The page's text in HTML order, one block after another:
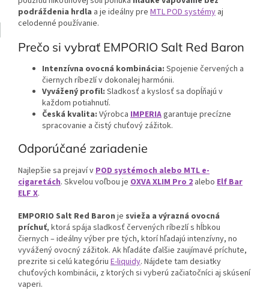
podráždenia hrdla a je ideálny pre MTL POD systémy aj
celodenné používanie.
Prečo si vybrať EMPORIO Salt Red Baron
Intenzívna ovocná kombinácia: Spojenie červených a
čiernych ríbezlí v dokonalej harmónii.
Vyvážený profil: Sladkosť a kyslosť sa dopĺňajú v
každom potiahnutí.
Česká kvalita: Výrobca IMPERIAgarantuje precízne
spracovanie a čistý chuťový zážitok.
Odporúčané zariadenie
Najlepšie sa prejaví v POD systémoch alebo MTL e-
cigaretách. Skvelou voľbou je OXVA XLIM Pro 2 alebo Elf Bar
ELF X.
EMPORIO Salt Red Baron je svieža a výrazná ovocná
príchuť, ktorá spája sladkosť červených ríbezlí s hĺbkou
čiernych – ideálny výber pre tých, ktorí hľadajú intenzívny, no
vyvážený ovocný zážitok. Ak hľadáte ďalšie zaujímavé príchute,
prezrite si celú kategóriu E-liquidy. Nájdete tam desiatky
chuťových kombinácii, z ktorých si vyberú začiatočníci aj skúsení
vaperi.